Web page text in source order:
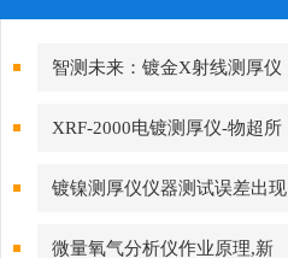
智测未来：镀金X射线测厚仪
开启精密测量新纪元
XRF-2000电镀测厚仪-物超所
值的主要体现
镀镍测厚仪仪器测试误差出现
的原因
微量氧气分析仪作业原理,新